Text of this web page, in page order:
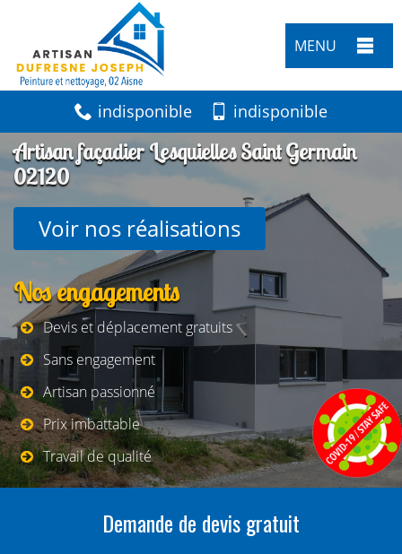
MENU
indisponible indisponible
Artisan façadier Lesquielles Saint Germain
02120
Voir nos réalisations
Nos engagements
Devis et déplacement gratuits
Sans engagement
Artisan passionné
Prix imbattable
Travail de qualité
Demande de devis gratuit